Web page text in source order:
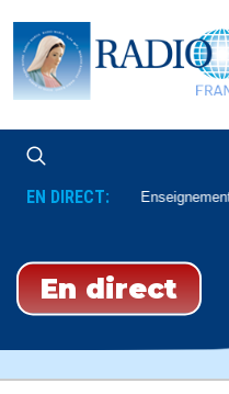
EN DIRECT: Enseignement
En direct